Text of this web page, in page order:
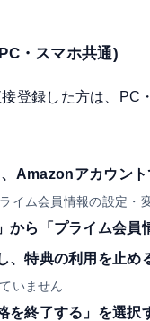
・スマホ共通)
登録した方は、PC
Amazonアカウント
イム会員情報の設定・
から「プライム会員
、特典の利用を止め
いません
を終了する」を選択